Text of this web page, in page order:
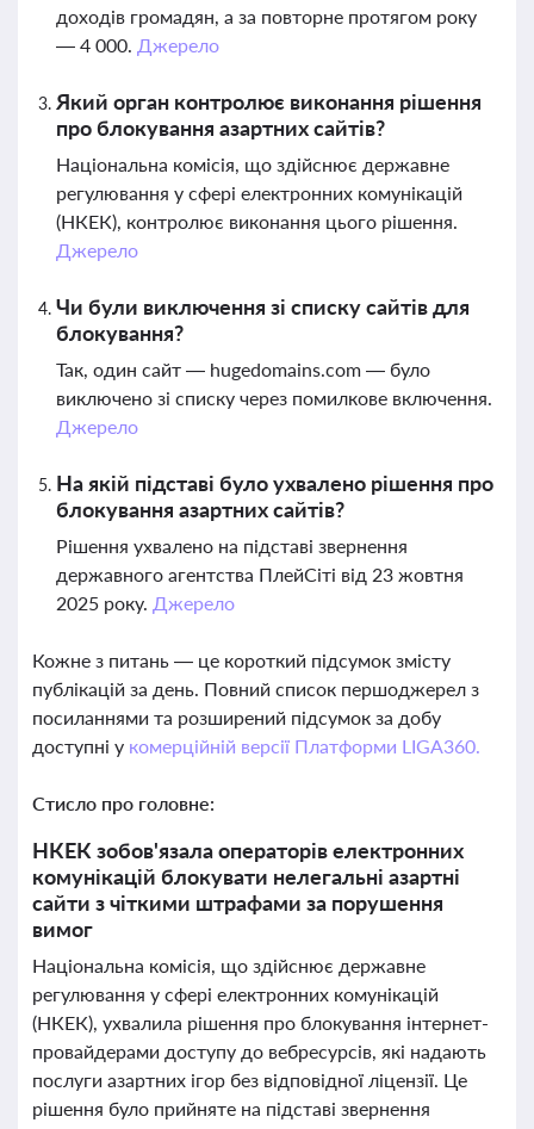
доходів громадян, а за повторне протягом року
— 4 000. Джерело
Який орган контролює виконання рішення
про блокування азартних сайтів?
Національна комісія, що здійснює державне
регулювання у сфері електронних комунікацій
(НКЕК), контролює виконання цього рішення.
Джерело
Чи були виключення зі списку сайтів для
блокування?
Так, один сайт — hugedomains.com — було
виключено зі списку через помилкове включення.
Джерело
На якій підставі було ухвалено рішення про
блокування азартних сайтів?
Рішення ухвалено на підставі звернення
державного агентства ПлейСіті від 23 жовтня
2025 року. Джерело
Кожне з питань — це короткий підсумок змісту
публікацій за день. Повний список першоджерел з
посиланнями та розширений підсумок за добу
доступні у комерційній версії Платформи LIGA360.
Стисло про головне:
НКЕК зобов'язала операторів електронних
комунікацій блокувати нелегальні азартні
сайти з чіткими штрафами за порушення
вимог
Національна комісія, що здійснює державне
регулювання у сфері електронних комунікацій
(НКЕК), ухвалила рішення про блокування інтернет-
провайдерами доступу до вебресурсів, які надають
послуги азартних ігор без відповідної ліцензії. Це
рішення було прийняте на підставі звернення